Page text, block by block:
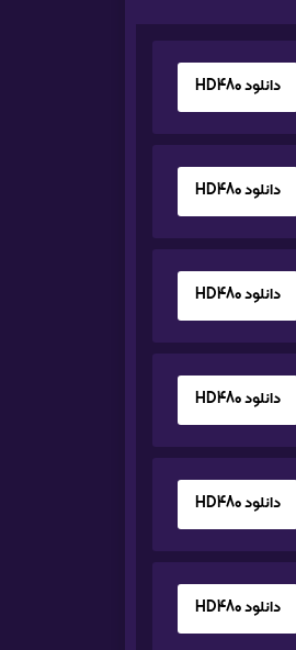
دانلود HD480
دانلود HD480
دانلود HD480
دانلود HD480
دانلود HD480
دانلود HD480